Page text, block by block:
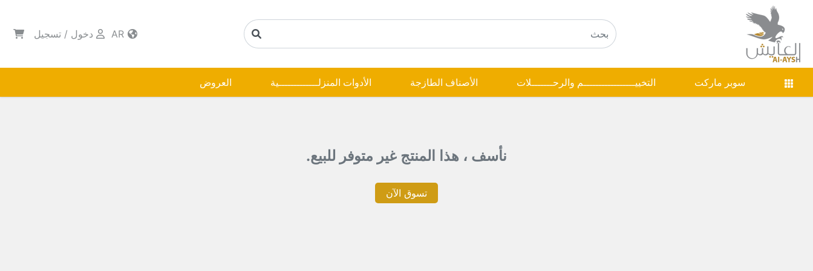
دخول / تسجيل
سوبر ماركت التخييـــــــــــــــــم والرحـــــــلات الأصناف الطازجة الأدوات المنزلـــــــــــــية العروض
نأسف ، هذا المنتج غير متوفر للبيع.
تسوق الآن